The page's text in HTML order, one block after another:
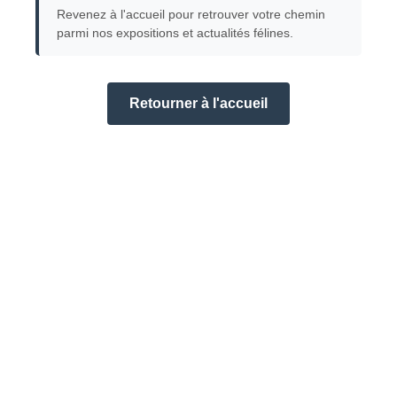
Revenez à l'accueil pour retrouver votre chemin
parmi nos expositions et actualités félines.
Retourner à l'accueil